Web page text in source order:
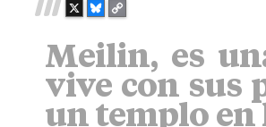
X
B
U
E
S
K
Y
C
P
Y
L
I
N
Meilin, es
vive con sus
un templo en